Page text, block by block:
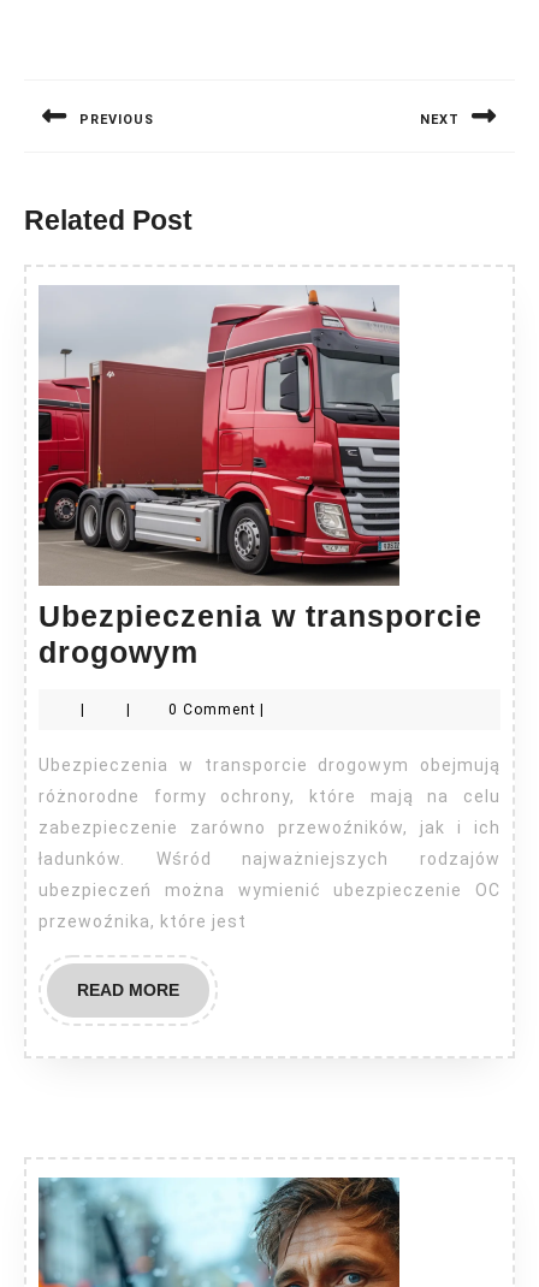
PREVIOUS NEXT
Related Post
Ubezpieczenia w transporcie
drogowym
transporcie
drogowym
0 Comment
Ubezpieczenia w transporcie drogowym obejmują
różnorodne formy ochrony, które mają na celu
zabezpieczenie zarówno przewoźników, jak i ich
ładunków. Wśród najważniejszych rodzajów
ubezpieczeń można wymienić ubezpieczenie OC
przewoźnika, które jest
READ MOREREAD
MORE